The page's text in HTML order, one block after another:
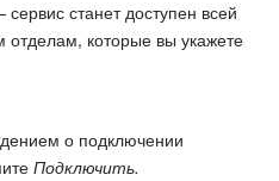
станет доступен всей
отделам, которые вы укажете
о подключении
Подключить.